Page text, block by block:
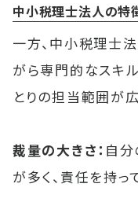
中小税理士法人の特
一方、中小税理士
がら専門的なスキ
とりの担当範囲が
裁量の大きさ： 自
が多く、責任を持っ